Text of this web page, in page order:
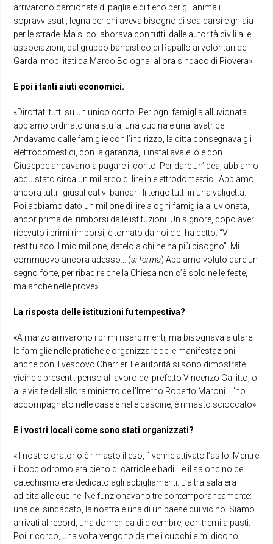
arrivarono camionate di paglia e di fieno per gli animali
sopravvissuti, legna per chi aveva bisogno di scaldarsi e ghiaia
per le strade. Ma si collaborava con tutti, dalle autorità civili alle
associazioni, dal gruppo bandistico di Rapallo ai volontari del
Garda, mobilitati da Marco Bologna, allora sindaco di Piovera».
E poi i tanti aiuti economici.
«Dirottati tutti su un unico conto. Per ogni famiglia alluvionata
abbiamo ordinato una stufa, una cucina e una lavatrice.
Andavamo dalle famiglie con l’indirizzo, la ditta consegnava gli
elettrodomestici, con la garanzia, li installava e io e don
Giuseppe andavano a pagare il conto. Per dare un’idea, abbiamo
acquistato circa un miliardo di lire in elettrodomestici. Abbiamo
ancora tutti i giustificativi bancari: li tengo tutti in una valigetta.
Poi abbiamo dato un milione di lire a ogni famiglia alluvionata,
ancor prima dei rimborsi dalle istituzioni. Un signore, dopo aver
ricevuto i primi rimborsi, è tornato da noi e ci ha detto: “Vi
restituisco il mio milione, datelo a chi ne ha più bisogno”. Mi
commuovo ancora adesso… (si ferma) Abbiamo voluto dare un
segno forte, per ribadire che la Chiesa non c’è solo nelle feste,
ma anche nelle prove».
La risposta delle istituzioni fu tempestiva?
«A marzo arrivarono i primi risarcimenti, ma bisognava aiutare
le famiglie nelle pratiche e organizzare delle manifestazioni,
anche con il vescovo Charrier. Le autorità si sono dimostrate
vicine e presenti: penso al lavoro del prefetto Vincenzo Gallitto, o
alle visite dell’allora ministro dell’Interno Roberto Maroni. L’ho
accompagnato nelle case e nelle cascine, è rimasto scioccato».
E i vostri locali come sono stati organizzati?
«Il nostro oratorio è rimasto illeso, lì venne attivato l’asilo. Mentre
il bocciodromo era pieno di carriole e badili, e il saloncino del
catechismo era dedicato agli abbigliamenti. L’altra sala era
adibita alle cucine. Ne funzionavano tre contemporaneamente:
una del sindacato, la nostra e una di un paese qui vicino. Siamo
arrivati al record, una domenica di dicembre, con tremila pasti.
Poi, ricordo, una volta vengono da me i cuochi e mi dicono: